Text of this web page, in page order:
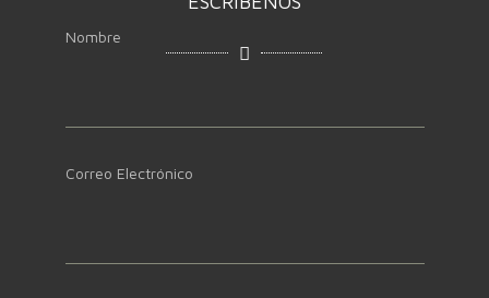
Nombre
Correo Electrónico